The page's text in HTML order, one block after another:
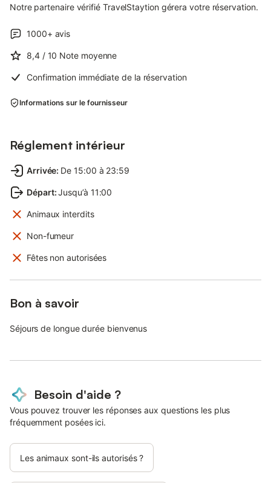
soins médicaux primaires (centre de santé) à 7 kilomètres (10
disposent également de succursales bancaires, de grands
pour manger et boire.
Notre partenaire vérifié TravelStaytion gérera votre réservation.
1000+ avis
8,4 / 10 Note moyenne
Confirmation immédiate de la réservation
Informations sur le fournisseur
Réglement intérieur
Arrivée: De 15:00 à 23:59
Départ:Jusqu’à 11:00
Animaux interdits
Non-fumeur
Fêtes non autorisées
Bon à savoir
Séjours de longue durée bienvenus
Besoin d'aide ?
Vous pouvez trouver les réponses aux questions les plus
fréquemment posées ici.
Les animaux sont-ils autorisés ?